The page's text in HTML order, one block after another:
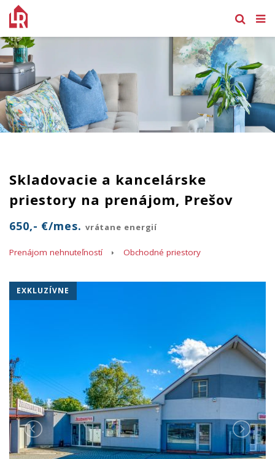
Skladovacie a kancelárske
priestory na prenájom, Prešov
650,- €/mes. vrátane energií
Prenájom nehnuteľností Obchodné priestory
EXKLUZÍVNE